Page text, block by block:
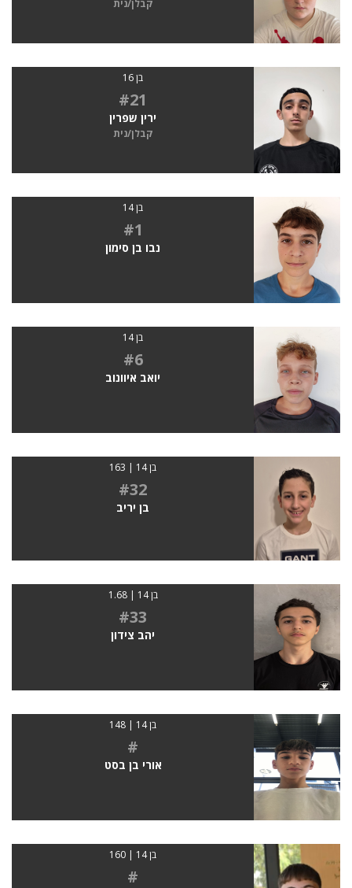
קבלן/נית
בן 16
#21
ירין שפרין
קבלן/נית
בן 14
#1
נבו בן סימון
בן 14
#6
יואב איוונוב
בן 14 | 163
#32
בן יריב
בן 14 | 1.68
#33
יהב צידון
בן 14 | 148
#
אורי בן בסט
בן 14 | 160
#